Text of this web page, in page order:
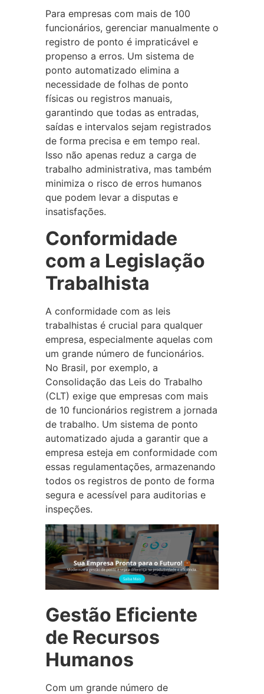
Para empresas com mais de 100
funcionários, gerenciar manualmente o
registro de ponto é impraticável e
propenso a erros. Um sistema de
ponto automatizado elimina a
necessidade de folhas de ponto
físicas ou registros manuais,
garantindo que todas as entradas,
saídas e intervalos sejam registrados
de forma precisa e em tempo real.
Isso não apenas reduz a carga de
trabalho administrativa, mas também
minimiza o risco de erros humanos
que podem levar a disputas e
insatisfações.
Conformidade
com a Legislação
Trabalhista
A conformidade com as leis
trabalhistas é crucial para qualquer
empresa, especialmente aquelas com
um grande número de funcionários.
No Brasil, por exemplo, a
Consolidação das Leis do Trabalho
(CLT) exige que empresas com mais
de 10 funcionários registrem a jornada
de trabalho. Um sistema de ponto
automatizado ajuda a garantir que a
empresa esteja em conformidade com
essas regulamentações, armazenando
todos os registros de ponto de forma
segura e acessível para auditorias e
inspeções.
Gestão Eficiente
de Recursos
Humanos
Com um grande número de